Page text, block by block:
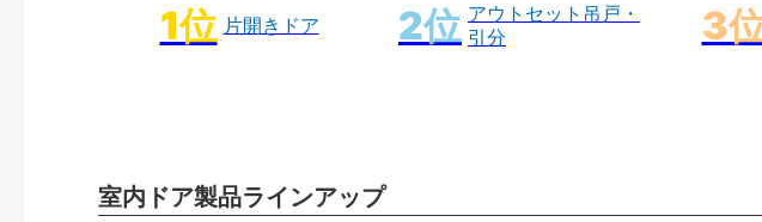
片開きドア
アウトセット吊戸・
引分
室内ドア製品ラインアップ